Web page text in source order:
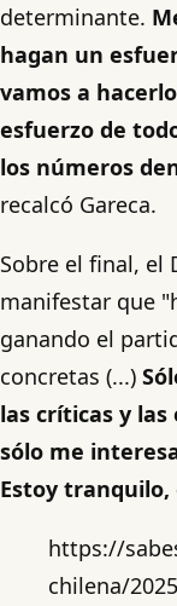
determinante.
hagan un
vamos a
esfuerzo de
los números
recalcó Gareca.
Sobre el final, el
manifestar que
ganando el
concretas (...)
las críticas y
sólo me
Estoy
https://
chilena/